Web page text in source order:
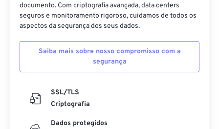
documento. Com criptografia avançada, data centers
seguros e monitoramento rigoroso, cuidamos de todos os
aspectos da segurança dos seus dados.
Saiba mais sobre nosso compromisso com a
segurança
SSL/TLS
Criptografia
Dados protegidos